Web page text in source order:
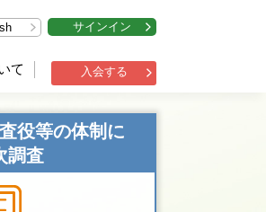
て 入会する
サインイン
役等の体制に
調査